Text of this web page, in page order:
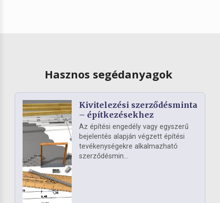
Hasznos segédanyagok
Kivitelezési szerződésminta
– építkezésekhez
Az építési engedély vagy egyszerű
bejelentés alapján végzett építési
tevékenységekre alkalmazható
szerződésmin...